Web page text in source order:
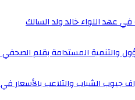
في عهد اللواء خالد ولد السالك
والتنمية المستدامة بقلم الصحفي
جيوب الشباب والتلاعب بالأسعار